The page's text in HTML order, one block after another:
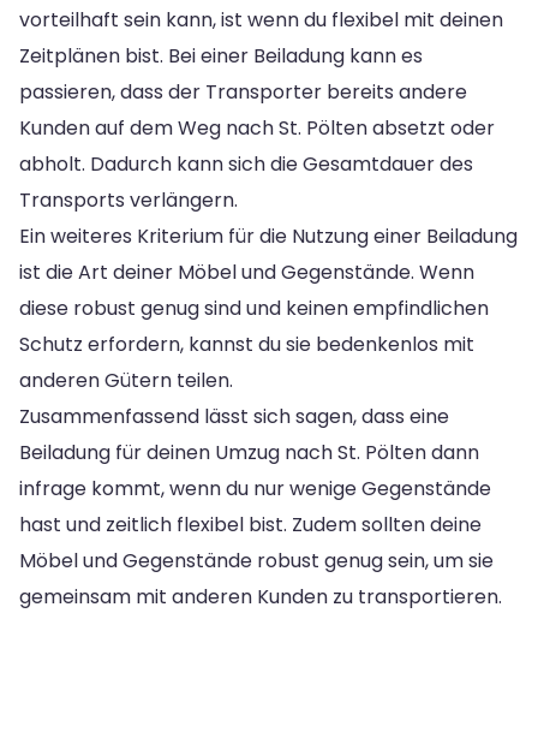
vorteilhaft sein kann, ist wenn du flexibel mit deinen
Zeitplänen bist. Bei einer Beiladung kann es
passieren, dass der Transporter bereits andere
Kunden auf dem Weg nach St. Pölten absetzt oder
abholt. Dadurch kann sich die Gesamtdauer des
Transports verlängern.
Ein weiteres Kriterium für die Nutzung einer Beiladung
ist die Art deiner Möbel und Gegenstände. Wenn
diese robust genug sind und keinen empfindlichen
Schutz erfordern, kannst du sie bedenkenlos mit
anderen Gütern teilen.
Zusammenfassend lässt sich sagen, dass eine
Beiladung für deinen Umzug nach St. Pölten dann
infrage kommt, wenn du nur wenige Gegenstände
hast und zeitlich flexibel bist. Zudem sollten deine
Möbel und Gegenstände robust genug sein, um sie
gemeinsam mit anderen Kunden zu transportieren.